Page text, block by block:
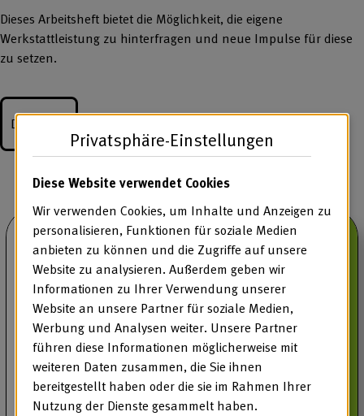
Dieses Arbeitsheft bietet die Möglichkeit, die eigene
Werkstattleistung zu hinterfragen und neue Impulse für diese
zu setzen.
Download
Privatsphäre-Einstellungen
Diese Website verwendet Cookies
Wir verwenden Cookies, um Inhalte und Anzeigen zu
personalisieren, Funktionen für soziale Medien
anbieten zu können und die Zugriffe auf unsere
Website zu analysieren. Außerdem geben wir
Informationen zu Ihrer Verwendung unserer
Website an unsere Partner für soziale Medien,
Werbung und Analysen weiter. Unsere Partner
führen diese Informationen möglicherweise mit
weiteren Daten zusammen, die Sie ihnen
bereitgestellt haben oder die sie im Rahmen Ihrer
Nutzung der Dienste gesammelt haben.